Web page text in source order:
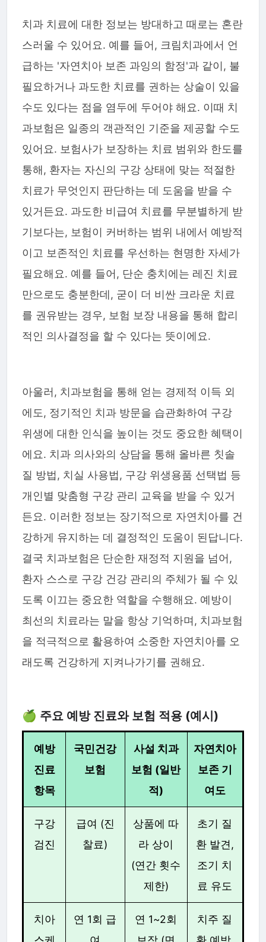
치과 치료에 대한 정보는 방대하고 때로는 혼란
스러울 수 있어요. 예를 들어, 크림치과에서 언
급하는 '자연치아 보존 과잉의 함정'과 같이, 불
필요하거나 과도한 치료를 권하는 상술이 있을
수도 있다는 점을 염두에 두어야 해요. 이때 치
과보험은 일종의 객관적인 기준을 제공할 수도
있어요. 보험사가 보장하는 치료 범위와 한도를
통해, 환자는 자신의 구강 상태에 맞는 적절한
치료가 무엇인지 판단하는 데 도움을 받을 수
있거든요. 과도한 비급여 치료를 무분별하게 받
기보다는, 보험이 커버하는 범위 내에서 예방적
이고 보존적인 치료를 우선하는 현명한 자세가
필요해요. 예를 들어, 단순 충치에는 레진 치료
만으로도 충분한데, 굳이 더 비싼 크라운 치료
를 권유받는 경우, 보험 보장 내용을 통해 합리
적인 의사결정을 할 수 있다는 뜻이에요.
아울러, 치과보험을 통해 얻는 경제적 이득 외
에도, 정기적인 치과 방문을 습관화하여 구강
위생에 대한 인식을 높이는 것도 중요한 혜택이
에요. 치과 의사와의 상담을 통해 올바른 칫솔
질 방법, 치실 사용법, 구강 위생용품 선택법 등
개인별 맞춤형 구강 관리 교육을 받을 수 있거
든요. 이러한 정보는 장기적으로 자연치아를 건
강하게 유지하는 데 결정적인 도움이 된답니다.
결국 치과보험은 단순한 재정적 지원을 넘어,
환자 스스로 구강 건강 관리의 주체가 될 수 있
도록 이끄는 중요한 역할을 수행해요. 예방이
최선의 치료라는 말을 항상 기억하며, 치과보험
을 적극적으로 활용하여 소중한 자연치아를 오
래도록 건강하게 지켜나가기를 권해요.
🍏 주요 예방 진료와 보험 적용 (예시)
예방
진료
항목
국민건강
보험
사설 치과
보험 (일반
적)
자연치아
보존 기
여도
구강
검진
급여 (진
찰료)
상품에 따
라 상이
(연간 횟수
제한)
초기 질
환 발견,
조기 치
료 유도
치아
연 1회 급
연 1~2회
치주 질